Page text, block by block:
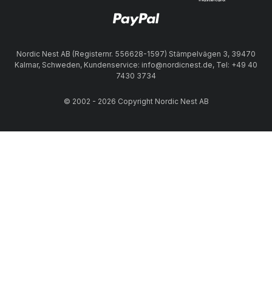
Nordic Nest AB (Registernr. 556628-1597) Stämpelvägen 3, 39470
Kalmar, Schweden, Kundenservice: info@nordicnest.de, Tel: +49 40
7430 3734
© 2002 - 2026 Copyright Nordic Nest AB